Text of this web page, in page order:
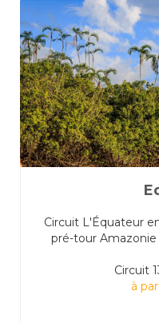
Circuit L'Équateur
pré-tour
Circuit
à